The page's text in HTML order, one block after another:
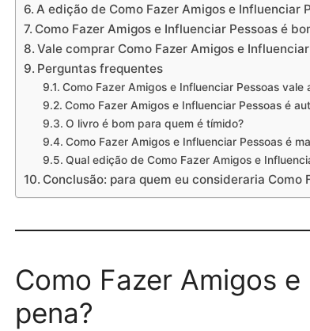
A edição de Como Fazer Amigos e Influenciar
Como Fazer Amigos e Influenciar Pessoas é
Vale comprar Como Fazer Amigos e
Perguntas frequentes
Como Fazer Amigos e Influenciar Pessoas vale
Como Fazer Amigos e Influenciar Pessoas é
O livro é bom para quem é tímido?
Como Fazer Amigos e Influenciar Pessoas é
Qual edição de Como Fazer Amigos e
Conclusão: para quem eu consideraria Como
Como Fazer Amigos
pena?